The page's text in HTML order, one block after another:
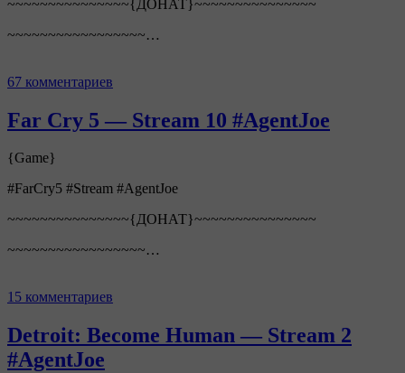
~~~~~~~~~~~~~~~{ДОНАТ}~~~~~~~~~~~~~~~
~~~~~~~~~~~~~~~~~…
67 комментариев
Far Cry 5 — Stream 10 #AgentJoe
{Game}
#FarCry5 #Stream #AgentJoe
~~~~~~~~~~~~~~~{ДОНАТ}~~~~~~~~~~~~~~~
~~~~~~~~~~~~~~~~~…
15 комментариев
Detroit: Become Human — Stream 2
#AgentJoe